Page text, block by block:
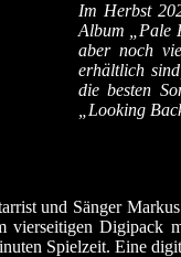
Im Herbst
Album „Pale
aber noch
erhältlich
die besten
„Looking
und Sänger
vierseitigen
Spielzeit. Eine